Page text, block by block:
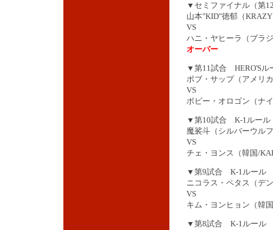
▼セミファイナル（第
山本"KID"徳郁（
VS
ハニ・ヤヒーラ（ブラ
オーバー
▼第11試合 HERO'S
ボブ・サップ（アメリ
VS
ボビー・オロゴン（ナ
▼第10試合 K-1ルー
魔裟斗（シルバーウル
VS
チェ・ヨンス（韓国/
▼第9試合 K-1ルール
ニコラス・ペタス（デ
VS
キム・ヨンヒョン（韓
▼第8試合 K-1ルール